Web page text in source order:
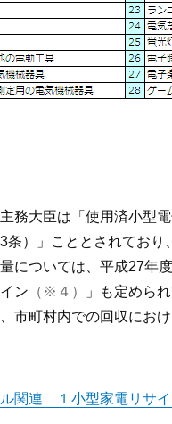
務大臣は「使用済小型
条）」こととされてお
については、平成27年
ン （※４）
」も定めら
市町村内での回収にお
ル関連 １小型家電リサ